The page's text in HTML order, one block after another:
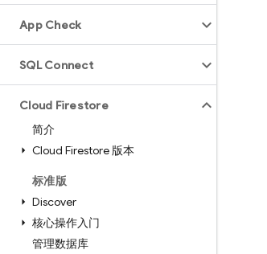
App Check
SQL Connect
Cloud Firestore
简介
Cloud Firestore 版本
标准版
Discover
核心操作入门
管理数据库